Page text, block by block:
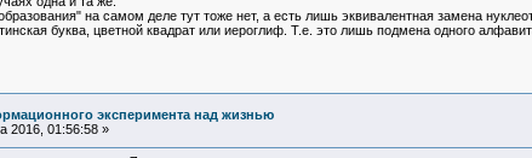
на самом деле тут тоже нет, а есть лишь эквивалентная замена
буква, цветной квадрат или иероглиф. Т.е. это лишь подмена одного
эксперимента над жизнью
2016, 01:56:58 »